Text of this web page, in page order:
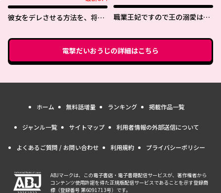
彼女をデレさせる方法を、将来
職業王妃ですので王の溺愛はご
電撃だいおうじの詳細はこちら
ホーム 無料話増量 ランキング 掲載作品一覧
ジャンル一覧 サイトマップ 利用者情報の外部送信について
よくあるご質問 / お問い合わせ 利用規約 プライバシーポリシー
ABJマークは、この電子書店・電子書籍配信サービスが、著作権者から
コンテンツ使用許諾を得た正規版配信サービスであることを示す登録商
標（登録番号 第6091713号）です。